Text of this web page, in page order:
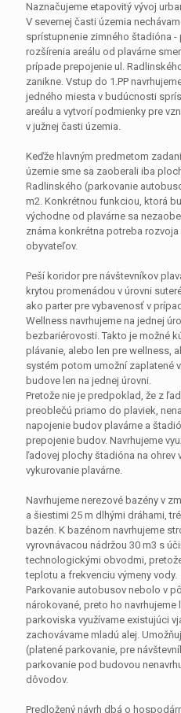
Naznačujeme etapovitý vývoj
V severnej časti územia
sprístupnenie zimného štadióna
rozšírenia areálu od plavárne
prípade prepojenie ul.
zanikne. Vstup do 1.PP
jedného miesta v budúcnosti
areálu a vytvorí podmienky pre
v južnej časti územia.
Keďže hlavným predmetom
územie sme sa zaoberali iba
Radlinského (parkovanie
m2. Konkrétnou funkciou, ktorá
východne od plavárne sa
známa konkrétna potreba
obyvateľov.
Peší koridor pre návštevníkov
krytou promenádou v úrovni
ako parter pre vybavenosť v
Wellness navrhujeme na jednej
bezbariérovosti. Takto je možné
plávanie, alebo len pre wellness,
systém potom umožní zaplatené
budove len na jednej úrovni.
Pretože nie je predpoklad, že z
preoblečú priamo do plaviek,
napojenie budov plavárne a
prepojenie budov. Navrhujeme
ľadovej plochy štadióna na ohrev
vykurovanie plavárne.
Navrhujeme nerezové bazény v
a šiestimi 25 m dlhými dráhami,
bazén. K bazénom navrhujeme
vyrovnávacou nádržou 30 m3 s
technologickými obvodmi,
teplotu a frekvenciu výmeny vody.
Parkovanie autobusov nebolo v
nárokované, preto ho navrhujeme
parkoviska využívame existujúci
zachovávame mladú alej.
(platené parkovanie, pre
parkovanie pod budovou
dôvodov.
Predložený návrh dbá o